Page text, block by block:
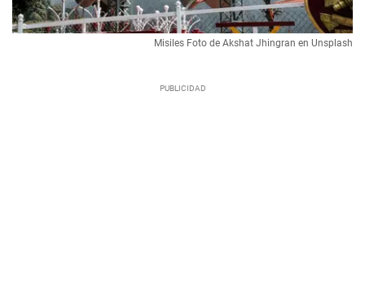
Misiles Foto de Akshat Jhingran en Unsplash